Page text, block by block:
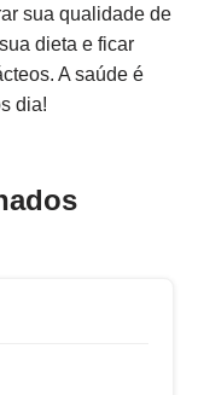
sua qualidade de
dieta e ficar
A saúde é
dia!